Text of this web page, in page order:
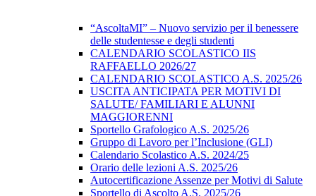
“AscoltaMI” – Nuovo servizio per il benessere
delle studentesse e degli studenti
CALENDARIO SCOLASTICO IIS
RAFFAELLO 2026/27
CALENDARIO SCOLASTICO A.S. 2025/26
USCITA ANTICIPATA PER MOTIVI DI
SALUTE/ FAMILIARI E ALUNNI
MAGGIORENNI
Sportello Grafologico A.S. 2025/26
Gruppo di Lavoro per l’Inclusione (GLI)
Calendario Scolastico A.S. 2024/25
Orario delle lezioni A.S. 2025/26
Autocertificazione Assenze per Motivi di Salute
Sportello di Ascolto A.S. 2025/26